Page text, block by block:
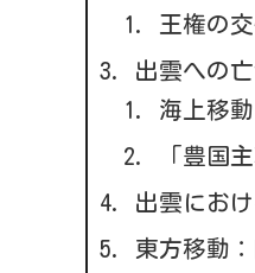
王権の
出雲への
海上移動
「豊国
出雲にお
東方移動